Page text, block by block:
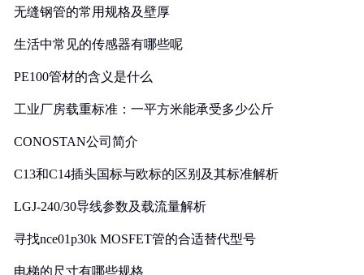
无缝钢管的常用规格及壁厚
生活中常见的传感器有哪些呢
PE100管材的含义是什么
工业厂房载重标准：一平方米能承受多少公斤
CONOSTAN公司简介
C13和C14插头国标与欧标的区别及其标准解析
LGJ-240/30导线参数及载流量解析
寻找nce01p30k MOSFET管的合适替代型号
电梯的尺寸有哪些规格